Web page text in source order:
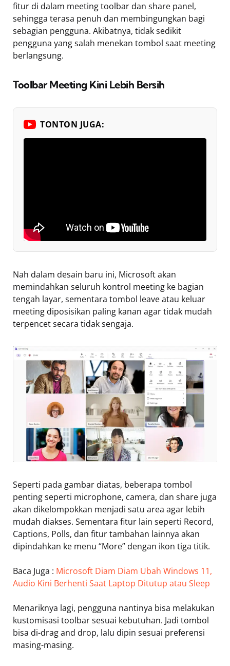
fitur di dalam meeting toolbar dan share panel,
sehingga terasa penuh dan membingungkan bagi
sebagian pengguna. Akibatnya, tidak sedikit
pengguna yang salah menekan tombol saat meeting
berlangsung.
Toolbar Meeting Kini Lebih Bersih
TONTON JUGA:
Nah dalam desain baru ini, Microsoft akan
memindahkan seluruh kontrol meeting ke bagian
tengah layar, sementara tombol leave atau keluar
meeting diposisikan paling kanan agar tidak mudah
terpencet secara tidak sengaja.
Seperti pada gambar diatas, beberapa tombol
penting seperti microphone, camera, dan share juga
akan dikelompokkan menjadi satu area agar lebih
mudah diakses. Sementara fitur lain seperti Record,
Captions, Polls, dan fitur tambahan lainnya akan
dipindahkan ke menu “More” dengan ikon tiga titik.
Baca Juga : Microsoft Diam Diam Ubah Windows 11,
Audio Kini Berhenti Saat Laptop Ditutup atau Sleep
Menariknya lagi, pengguna nantinya bisa melakukan
kustomisasi toolbar sesuai kebutuhan. Jadi tombol
bisa di-drag and drop, lalu dipin sesuai preferensi
masing-masing.